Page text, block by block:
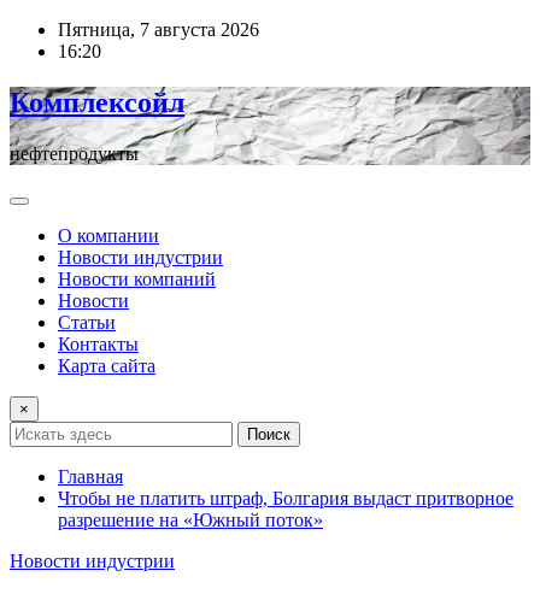
ПерейтиПятница, 7 августа 2026
16:20
Комплексойл
нефтепродукты
О компании
Новости индустрии
Новости компаний
Новости
Статьи
Контакты
Карта сайта
×
Поиск
Главная
Чтобы не платить штраф, Болгария выдаст притворное
разрешение на «Южный поток»
Новости индустрии